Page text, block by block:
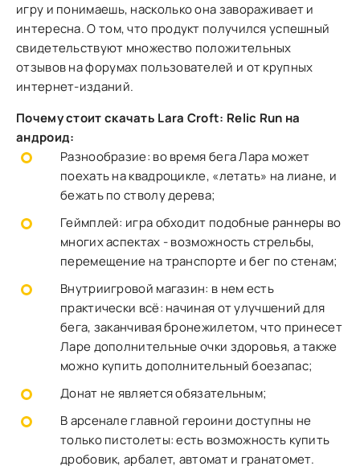
игру и понимаешь, насколько она завораживает и
интересна. О том, что продукт получился успешный
свидетельствуют множество положительных
отзывов на форумах пользователей и от крупных
интернет-изданий.
Почему стоит скачать Lara Croft: Relic Run на
андроид:
Разнообразие: во время бега Лара может
поехать на квадроцикле, «летать» на лиане, и
бежать по стволу дерева;
Геймплей: игра обходит подобные раннеры во
многих аспектах - возможность стрельбы,
перемещение на транспорте и бег по стенам;
Внутриигровой магазин: в нем есть
практически всё: начиная от улучшений для
бега, заканчивая бронежилетом, что принесет
Ларе дополнительные очки здоровья, а также
можно купить дополнительный боезапас;
Донат не является обязательным;
В арсенале главной героини доступны не
только пистолеты: есть возможность купить
дробовик, арбалет, автомат и гранатомет.